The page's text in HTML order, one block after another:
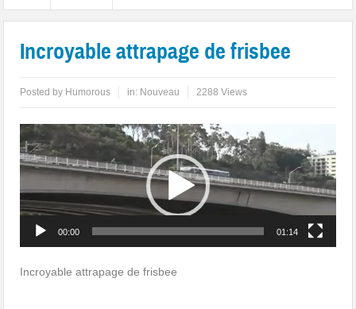
Incroyable attrapage de frisbee
Posted by Humorous in: Nouveau 2288 Views
Lecteur
vidéo
00:00 01:14
Incroyable attrapage de frisbee